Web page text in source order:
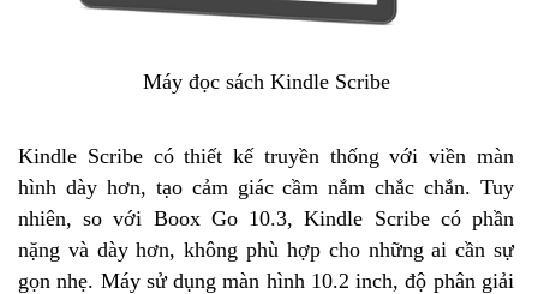
Máy đọc sách Kindle Scribe
Kindle Scribe có thiết kế truyền thống với viền màn
hình dày hơn, tạo cảm giác cầm nắm chắc chắn. Tuy
nhiên, so với Boox Go 10.3, Kindle Scribe có phần
nặng và dày hơn, không phù hợp cho những ai cần sự
gọn nhẹ. Máy sử dụng màn hình 10.2 inch, độ phân giải